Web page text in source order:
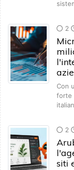
2
Con
forte
2
siti